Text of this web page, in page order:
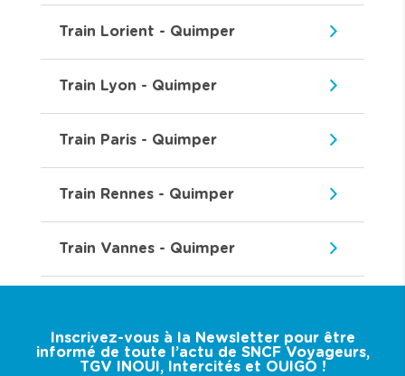
Train Lorient - Quimper
Train Lyon - Quimper
Train Paris - Quimper
Train Rennes - Quimper
Train Vannes - Quimper
Inscrivez-vous à la Newsletter pour être
informé de toute l’actu de SNCF Voyageurs,
TGV INOUI, Intercités et OUIGO !